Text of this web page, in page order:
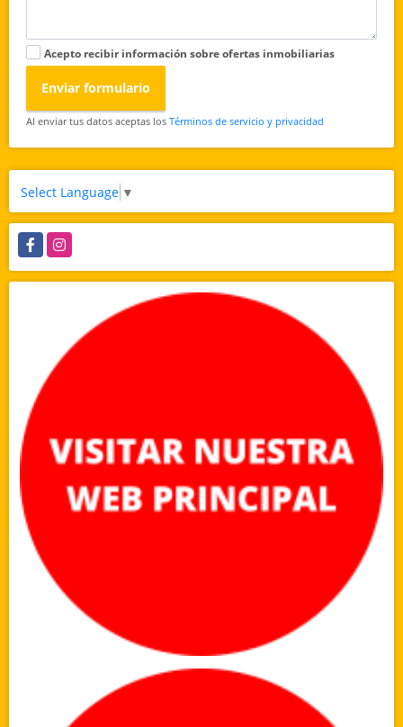
Acepto recibir información sobre ofertas inmobiliarias
Enviar formulario
Al enviar tus datos aceptas los Términos de servicio y privacidad
Select Language ▼
FacebookInstagram